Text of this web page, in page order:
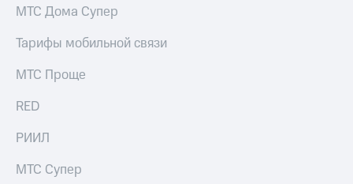
МТС Дома Супер
Тарифы мобильной связи
МТС Проще
RED
РИИЛ
МТС Супер